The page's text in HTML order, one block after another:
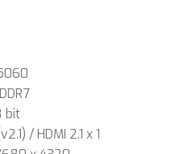
bit
/ HDMI 2.1 x 1